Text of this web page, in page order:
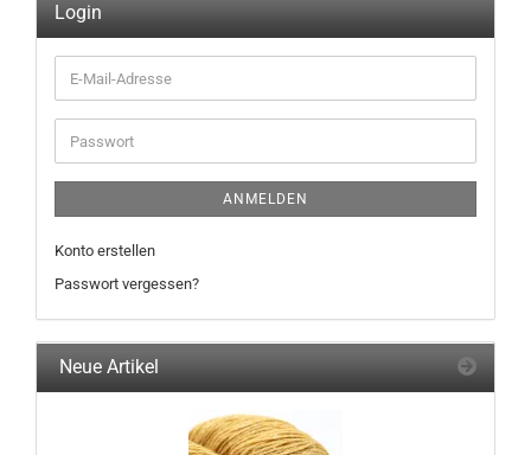
Login
E-
Mail-
Adresse
Passwort
ANMELDEN
Konto erstellen
Passwort vergessen?
Neue Artikel